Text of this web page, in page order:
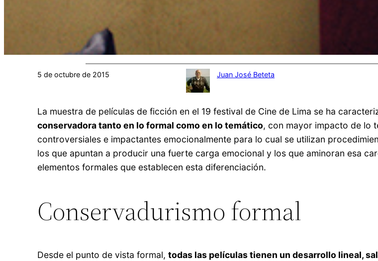
5 de octubre de 2015 Juan José Beteta
La muestra de películas de ficción en el 19 festival de Cine de Lima se ha
conservadora tanto en lo formal como en lo temático, con mayor impacto de lo
controversiales e impactantes emocionalmente para lo cual se utilizan
los que apuntan a producir una fuerte carga emocional y los que aminoran esa
elementos formales que establecen esta diferenciación.
Conservadurismo formal
Desde el punto de vista formal,todas las películas tienen un desarrollo lineal,